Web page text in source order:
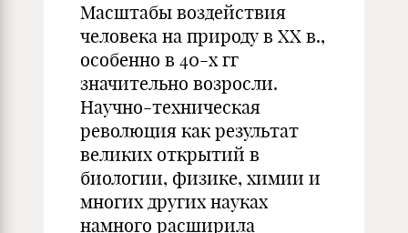
Масштабы воздействия
человека на природу в XX в.,
особенно в 40-х гг
значительно возросли.
Научно-техническая
революция как результат
великих открытий в
биологии, физике, химии и
многих других науках
намного расширила